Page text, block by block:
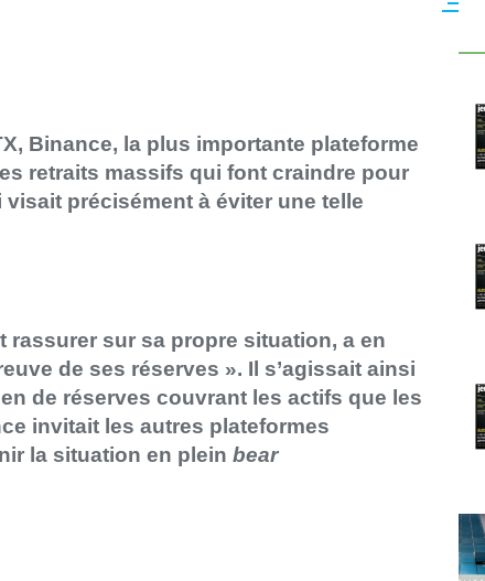
Binance, la plus importante plateforme
retraits massifs qui font craindre pour
précisément à éviter une telle
rassurer sur sa propre situation, a en
de ses réserves ». Il s’agissait ainsi
de réserves couvrant les actifs que les
invitait les autres plateformes
la situation en plein bear